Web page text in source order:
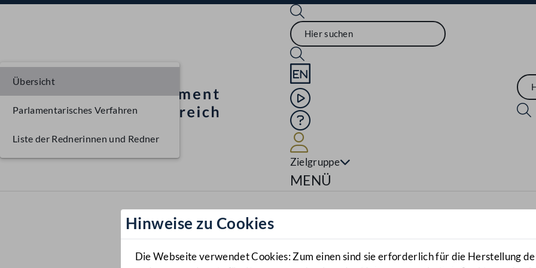
Sprache English
Mediathek
Hilfe
Zielgruppe
Navigationsmenü öffnen
MENÜ
Hinweise zu Cookies
Die Webseite verwendet Cookies: Zum einen sind sie erforderlich für die Herstellung
Übersicht
Parlamentarisches Verfahren
Liste der Rednerinnen und Redner